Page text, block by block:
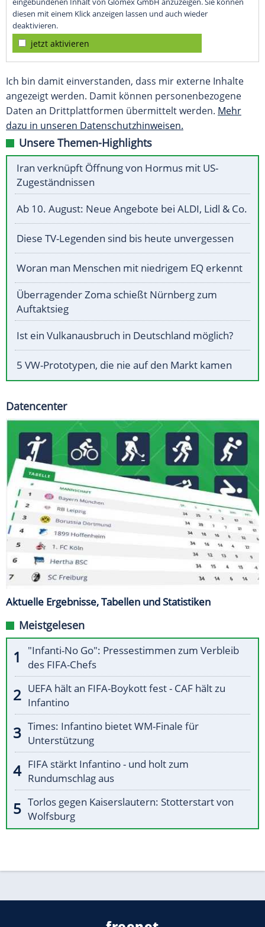
diesen mit einem Klick anzeigen lassen und auch wieder
deaktivieren.
jetzt aktivieren
Ich bin damit einverstanden, dass mir externe Inhalte
angezeigt werden. Damit können personenbezogene
Daten an Drittplattformen übermittelt werden. Mehr
dazu in unseren Datenschutzhinweisen.
Unsere Themen-Highlights
Iran verknüpft Öffnung von Hormus mit US-
Zugeständnissen
Ab 10. August: Neue Angebote bei ALDI, Lidl & Co.
Diese TV-Legenden sind bis heute unvergessen
Woran man Menschen mit niedrigem EQ erkennt
Überragender Zoma schießt Nürnberg zum
Auftaktsieg
Ist ein Vulkanausbruch in Deutschland möglich?
5 VW-Prototypen, die nie auf den Markt kamen
Datencenter
Aktuelle Ergebnisse, Tabellen und Statistiken
Meistgelesen
"Infanti-No Go": Pressestimmen zum Verbleib
des FIFA-Chefs
UEFA hält an FIFA-Boykott fest - CAF hält zu
Infantino
Times: Infantino bietet WM-Finale für
Unterstützung
FIFA stärkt Infantino - und holt zum
Rundumschlag aus
Torlos gegen Kaiserslautern: Stotterstart von
Wolfsburg